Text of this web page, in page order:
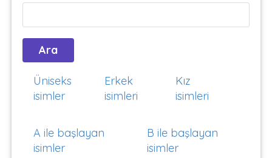
Üniseks
isimler
Erkek
isimleri
Kız
isimleri
A ile başlayan
isimler
B ile başlayan
isimler